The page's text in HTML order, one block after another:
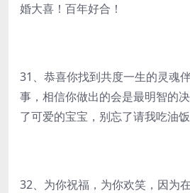
婚大喜！百年好合！
31、恭喜你找到共度一生的灵魂
事，相信你做出的会是最明智的
了可爱的宝宝，别忘了请我吃油饭
32、为你祝福，为你欢笑，因为